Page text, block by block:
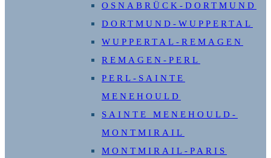
OSNABRÜCK-DORTMUND
DORTMUND-WUPPERTAL
WUPPERTAL-REMAGEN
REMAGEN-PERL
PERL-SAINTE
MENEHOULD
SAINTE MENEHOULD-
MONTMIRAIL
MONTMIRAIL-PARIS